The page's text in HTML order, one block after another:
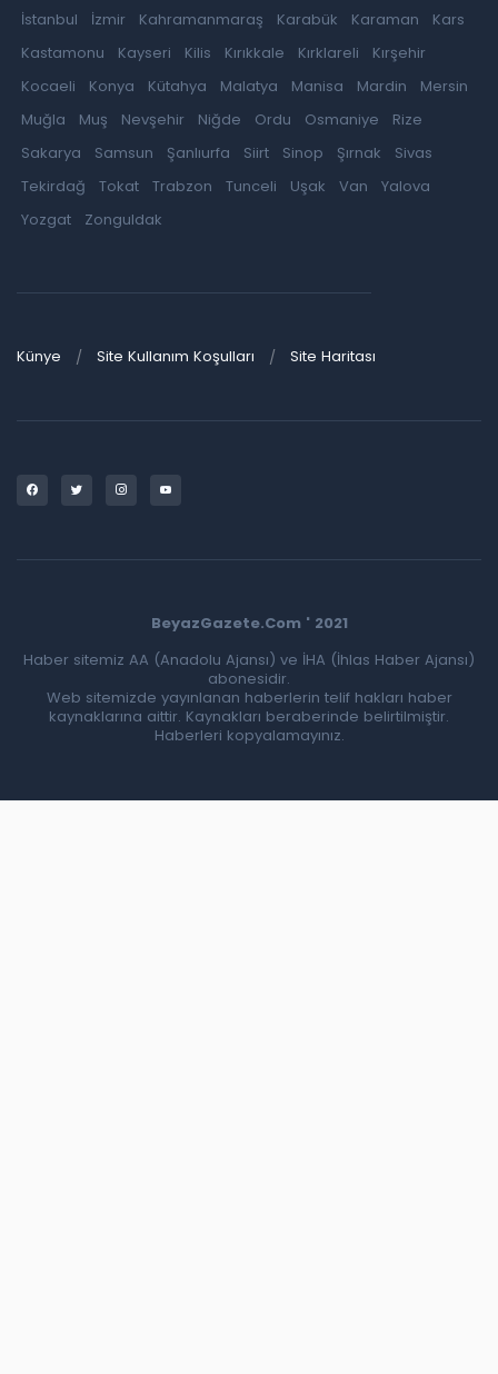
İstanbul
İzmir Kahramanmaraş Karabük Karaman
Kars
Kastamonu
Kayseri Kilis Kırıkkale Kırklareli
Kırşehir
Kocaeli
Konya Kütahya Malatya Manisa Mardin
Mersin
Muğla
Muş Nevşehir Niğde Ordu Osmaniye
Rize
Sakarya
Samsun Şanlıurfa Siirt Sinop Şırnak
Sivas
Tekirdağ
Tokat Trabzon Tunceli Uşak Van
Yalova
Yozgat
Zonguldak
Künye Site Kullanım Koşulları Site Haritası
BeyazGazete.Com ' 2021
Haber sitemiz AA (Anadolu Ajansı) ve İHA (İhlas Haber Ajansı)
abonesidir.
Web sitemizde yayınlanan haberlerin telif hakları haber
kaynaklarına aittir. Kaynakları beraberinde belirtilmiştir.
Haberleri kopyalamayınız.